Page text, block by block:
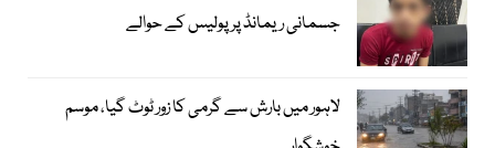
جسمانی ریمانڈ پر پولیس کے حوالے
لاہور میں بارش سے گرمی کا زور ٹوٹ گیا، موسم